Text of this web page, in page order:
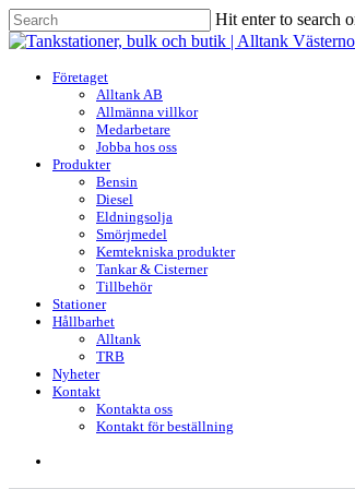
Skip
to
content
Hit enter to search
Close
search
Menu
Företaget
Alltank AB
Allmänna villkor
Medarbetare
Jobba hos oss
Produkter
Bensin
Diesel
Eldningsolja
Smörjmedel
Kemtekniska produkter
Tankar & Cisterner
Tillbehör
Stationer
Hållbarhet
Alltank
TRB
Nyheter
Kontakt
Kontakta oss
Kontakt för beställning